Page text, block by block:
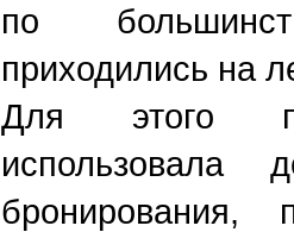
по
приходились на
Для этого
использовала
бронирования,